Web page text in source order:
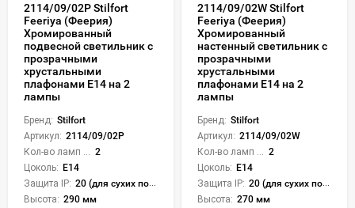
2114/09/02P Stilfort
Feeriya (Феерия)
Хромированный
подвесной светильник с
прозрачными
хрустальными
плафонами E14 на 2
лампы
Бренд: Stilfort
Артикул: 2114/09/02P
2
Цоколь: E14
Защита IP: 20 (для сухих пом.)
Высота: 290 мм
2114/09/02W Stilfort
Feeriya (Феерия)
Хромированный
настенный светильник с
прозрачными
хрустальными
плафонами E14 на 2
лампы
Бренд: Stilfort
Артикул: 2114/09/02W
2
Цоколь: E14
Защита IP: 20 (для сухих пом.)
Высота: 270 мм